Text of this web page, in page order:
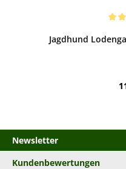
Jagdhund
Newsletter
Kundenbewertungen